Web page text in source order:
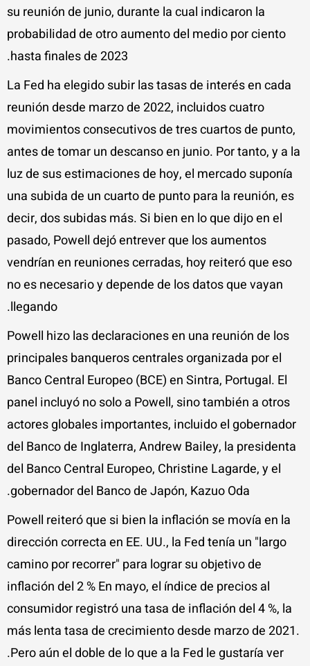
su reunión de junio, durante la cual indicaron la
probabilidad de otro aumento del medio por ciento
hasta finales de 2023.
La Fed ha elegido subir las tasas de interés en cada
reunión desde marzo de 2022, incluidos cuatro
movimientos consecutivos de tres cuartos de punto,
antes de tomar un descanso en junio. Por tanto, y a la
luz de sus estimaciones de hoy, el mercado suponía
una subida de un cuarto de punto para la reunión, es
decir, dos subidas más. Si bien en lo que dijo en el
pasado, Powell dejó entrever que los aumentos
vendrían en reuniones cerradas, hoy reiteró que eso
no es necesario y depende de los datos que vayan
llegando.
Powell hizo las declaraciones en una reunión de los
principales banqueros centrales organizada por el
Banco Central Europeo (BCE) en Sintra, Portugal. El
panel incluyó no solo a Powell, sino también a otros
actores globales importantes, incluido el gobernador
del Banco de Inglaterra, Andrew Bailey, la presidenta
del Banco Central Europeo, Christine Lagarde, y el
gobernador del Banco de Japón, Kazuo Oda.
Powell reiteró que si bien la inflación se movía en la
dirección correcta en EE. UU., la Fed tenía un "largo
camino por recorrer" para lograr su objetivo de
inflación del 2 % En mayo, el índice de precios al
consumidor registró una tasa de inflación del 4 %, la
más lenta tasa de crecimiento desde marzo de 2021.
Pero aún el doble de lo que a la Fed le gustaría ver.